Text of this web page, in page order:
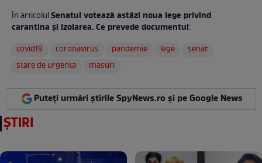
În articolulSenatul votează astăzi noua lege privind
carantina și izolarea. Ce prevede documentul:
covid19
coronavirus pandemie lege
senat
stare de urgenta
masuri
Puteți urmări știrile SpyNews.ro și pe Google News
ȘTIRI